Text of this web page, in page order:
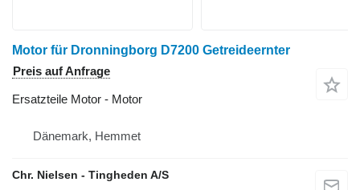
Motor für Dronningborg D7200 Getreideernter
Preis auf Anfrage
Ersatzteile Motor - Motor
Dänemark, Hemmet
Chr. Nielsen - Tingheden A/S